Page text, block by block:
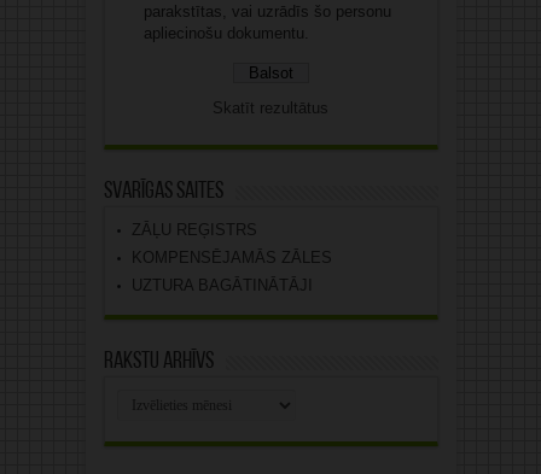
parakstītas, vai uzrādīs šo personu
apliecinošu dokumentu.
Skatīt rezultātus
Svarīgas saites
ZĀĻU REĢISTRS
KOMPENSĒJAMĀS ZĀLES
UZTURA BAGĀTINĀTĀJI
Rakstu arhīvs